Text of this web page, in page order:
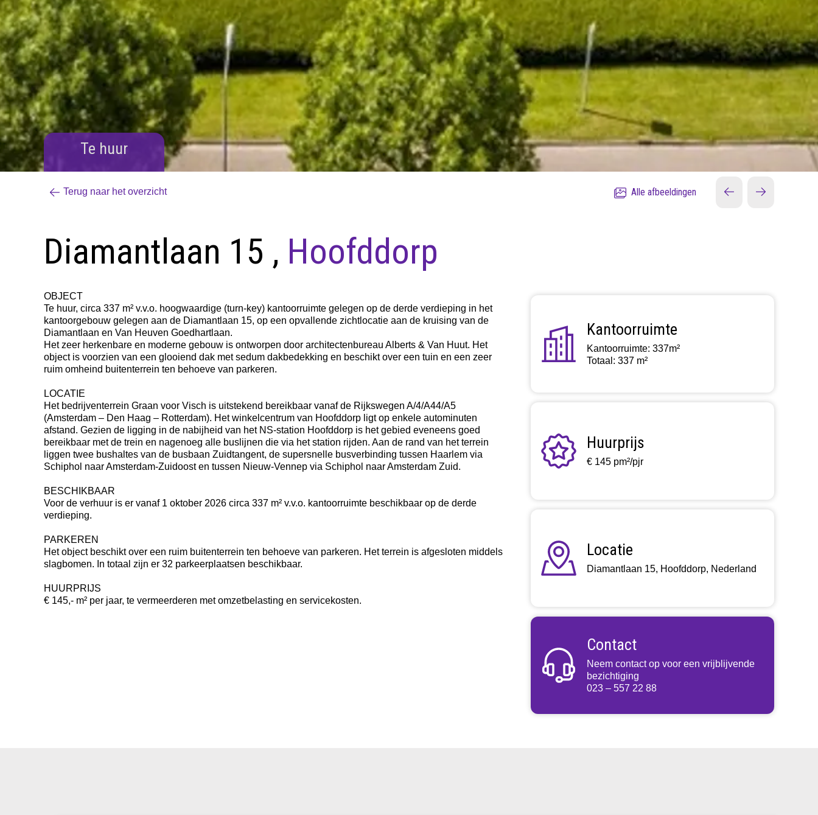
Te huur
Terug naar het overzicht Alle afbeeldingen
Diamantlaan 15 , Hoofddorp
OBJECT
Te huur, circa 337 m² v.v.o. hoogwaardige (turn-key) kantoorruimte gelegen op de derde verdieping in het
kantoorgebouw gelegen aan de Diamantlaan 15, op een opvallende zichtlocatie aan de kruising van de
Diamantlaan en Van Heuven Goedhartlaan.
Het zeer herkenbare en moderne gebouw is ontworpen door architectenbureau Alberts & Van Huut. Het
object is voorzien van een glooiend dak met sedum dakbedekking en beschikt over een tuin en een zeer
ruim omheind buitenterrein ten behoeve van parkeren.
LOCATIE
Het bedrijventerrein Graan voor Visch is uitstekend bereikbaar vanaf de Rijkswegen A/4/A44/A5
(Amsterdam – Den Haag – Rotterdam). Het winkelcentrum van Hoofddorp ligt op enkele autominuten
afstand. Gezien de ligging in de nabijheid van het NS-station Hoofddorp is het gebied eveneens goed
bereikbaar met de trein en nagenoeg alle buslijnen die via het station rijden. Aan de rand van het terrein
liggen twee bushaltes van de busbaan Zuidtangent, de supersnelle busverbinding tussen Haarlem via
Schiphol naar Amsterdam-Zuidoost en tussen Nieuw-Vennep via Schiphol naar Amsterdam Zuid.
BESCHIKBAAR
Voor de verhuur is er vanaf 1 oktober 2026 circa 337 m² v.v.o. kantoorruimte beschikbaar op de derde
verdieping.
PARKEREN
Het object beschikt over een ruim buitenterrein ten behoeve van parkeren. Het terrein is afgesloten middels
slagbomen. In totaal zijn er 32 parkeerplaatsen beschikbaar.
HUURPRIJS
€ 145,- m² per jaar, te vermeerderen met omzetbelasting en servicekosten.
Kantoorruimte
Kantoorruimte: 337m²
Totaal: 337 m²
Huurprijs
€ 145 pm²/pjr
Locatie
Diamantlaan 15, Hoofddorp, Nederland
Contact
Neem contact op voor een vrijblijvende
bezichtiging
023 – 557 22 88